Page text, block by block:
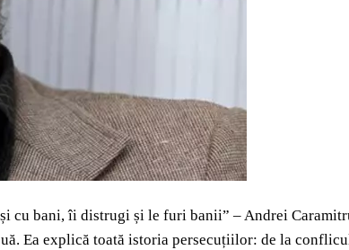
cu bani, îi distrugi și le furi banii” – Andrei
Ea explică toată istoria persecuțiilor: de la